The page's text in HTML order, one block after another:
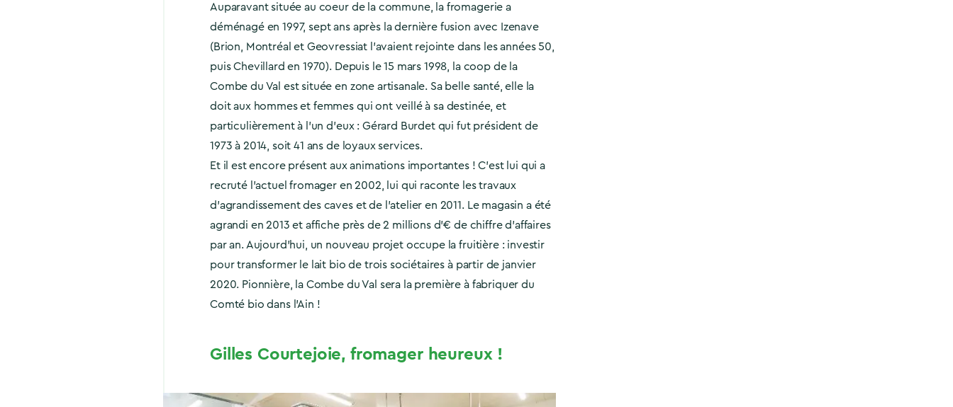
Auparavant située au coeur de la commune, la fromagerie a
déménagé en 1997, sept ans après la dernière fusion avec Izenave
(Brion, Montréal et Geovressiat l’avaient rejointe dans les années 50,
puis Chevillard en 1970). Depuis le 15 mars 1998, la coop de la
Combe du Val est située en zone artisanale. Sa belle santé, elle la
doit aux hommes et femmes qui ont veillé à sa destinée, et
particulièrement à l’un d’eux : Gérard Burdet qui fut président de
1973 à 2014, soit 41 ans de loyaux services.
Et il est encore présent aux animations importantes ! C’est lui qui a
recruté l’actuel fromager en 2002, lui qui raconte les travaux
d’agrandissement des caves et de l’atelier en 2011. Le magasin a été
agrandi en 2013 et affiche près de 2 millions d’€ de chiffre d’affaires
par an. Aujourd’hui, un nouveau projet occupe la fruitière : investir
pour transformer le lait bio de trois sociétaires à partir de janvier
2020. Pionnière, la Combe du Val sera la première à fabriquer du
Comté bio dans l’Ain !
Gilles Courtejoie, fromager heureux !